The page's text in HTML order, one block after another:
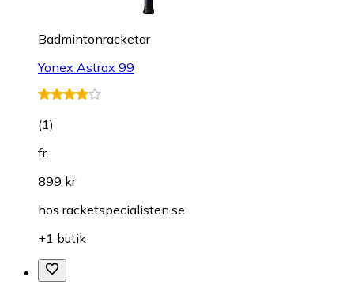
Badmintonracketar
Yonex Astrox 99
(1)
fr.
899 kr
hos racketspecialisten.se
+1 butik